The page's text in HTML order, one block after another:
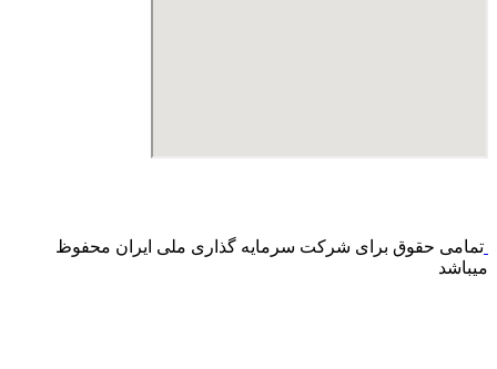
تمامی حقوق برای شرکت سرمایه گذاری ملی ایران محفوظ
میباشد